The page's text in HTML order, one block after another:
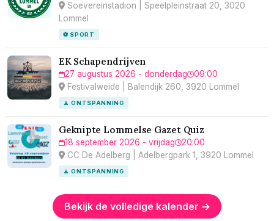
Soevereinstadion | Speelpleinstraat 20, 3020
Lommel
⚽ SPORT
EK Schapendrijven
27 augustus 2026 - donderdag
09:00
Festivalweide | Balendijk 260, 3920 Lommel
🧘 ONTSPANNING
Geknipte Lommelse Gazet Quiz
18 september 2026 - vrijdag
20:00
CC De Adelberg | Adelbergpark 1, 3920 Lommel
🧘 ONTSPANNING
Bekijk de volledige kalender →